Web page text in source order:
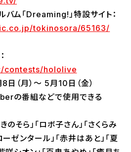
バム「Dreaming!」特設サイト：
tokinosora/65163/
contests/hololive
（月）～ 5月10日（金）
の番組などで使用できる
のそら」「ロボ子さん」「さくらみ
ーゼンタール」「赤井はあと」「夏